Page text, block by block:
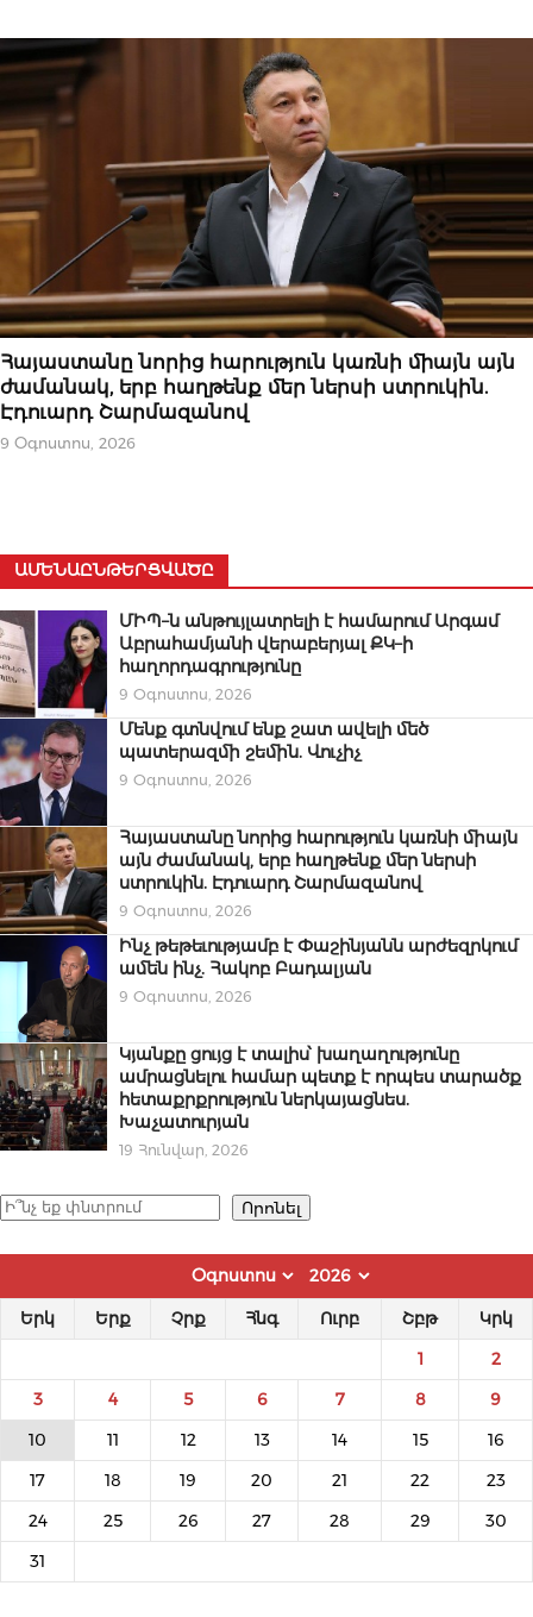
ՆՈՐՈՒԹՅՈՒՆՆԵՐ
Հայաստանը նորից հարություն կառնի միայն այն
ժամանակ, երբ հաղթենք մեր ներսի ստրուկին.
Էդուարդ Շարմազանով
9 Օգոստոս, 2026
ԱՄԵՆԱԸՆԹԵՐՑՎԱԾԸ
ՄԻՊ–ն անթույլատրելի է համարում Արգամ
Աբրահամյանի վերաբերյալ ՔԿ–ի
հաղորդագրությունը
9 Օգոստոս, 2026
Մենք գտնվում ենք շատ ավելի մեծ
պատերազմի շեմին. Վուչիչ
9 Օգոստոս, 2026
Հայաստանը նորից հարություն կառնի միայն
այն ժամանակ, երբ հաղթենք մեր ներսի
ստրուկին. Էդուարդ Շարմազանով
9 Օգոստոս, 2026
Ինչ թեթեւությամբ է Փաշինյանն արժեզրկում
ամեն ինչ. Հակոբ Բադալյան
9 Օգոստոս, 2026
Կյանքը ցույց է տալիս՝ խաղաղությունը
ամրացնելու համար պետք է որպես տարածք
հետաքրքրություն ներկայացնես.
Խաչատուրյան
19 Հունվար, 2026
Որոնել Որոնել
Երկ Երք Չրք Հնգ Ուրբ Շբթ Կրկ
1 2
3 4 5 6 7 8 9
10 11 12 13 14 15 16
17 18 19 20 21 22 23
24 25 26 27 28 29 30
31